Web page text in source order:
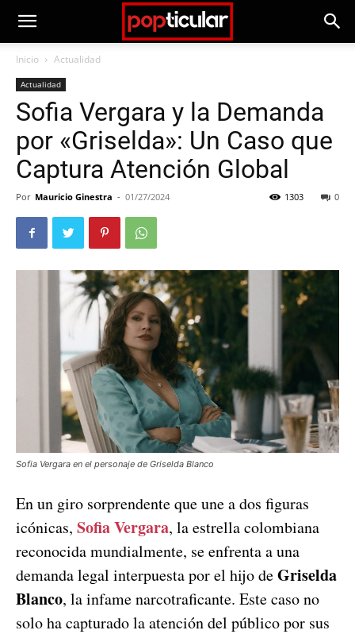
Inicio Actualidad
Actualidad
Sofia Vergara y la Demanda
por «Griselda»: Un Caso que
Captura Atención Global
Por Mauricio Ginestra - 01/27/2024 0
1303
Sofia Vergara en el personaje de Griselda Blanco
En un giro sorprendente que une a dos figuras
icónicas, Sofia Vergara, la estrella colombiana
reconocida mundialmente, se enfrenta a una
demanda legal interpuesta por el hijo deGriselda
Blanco, la infame narcotraficante. Este caso no
solo ha capturado la atención del público por sus